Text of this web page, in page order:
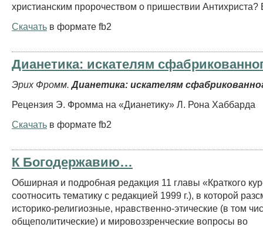
христианским пророчеством о пришествии Антихриста?
Скачать в формате fb2
Дианетика: искателям
Эрих Фромм. Дианетика: искателям
Рецензия Э. Фромма на «Дианетику» Л. Рона Хаббарда
Скачать в формате fb2
К Богодержавию…
Обширная и подробная редакция 11 главы «Краткого
соотносить тематику с редакцией 1999 г.), в которой
историко-религиозные, нравственно-этические (в том
общеполитические) и мировоззренческие вопросы во